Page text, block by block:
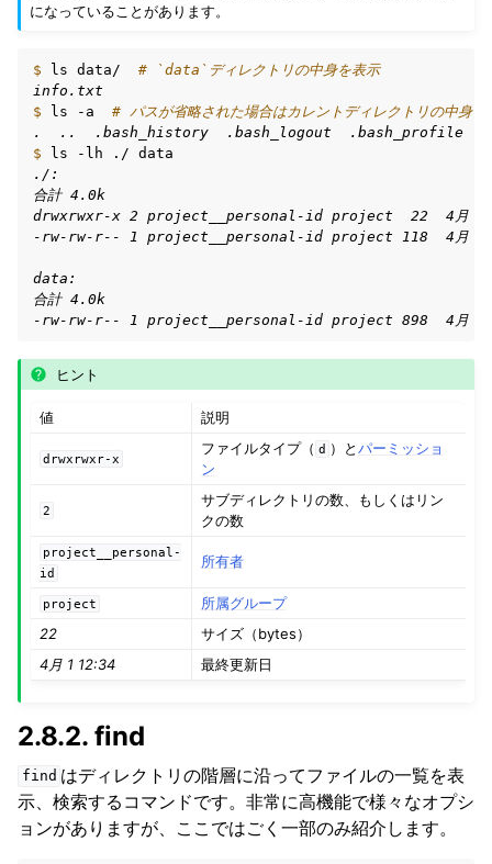
になっていることがあります。
$ ls data/
# `data`ディレクトリの中身を表示
info.txt
$ ls -a
# パスが省略された場合はカレントディレクトリの中身を
.  ..  .bash_history  .bash_logout  .bash_profile
$ ls -lh ./
./:
合計 4.0k
drwxrwxr-x 2 project__personal-id project  22  4月
-rw-rw-r-- 1 project__personal-id project 118  4月
data:
合計 4.0k
-rw-rw-r-- 1 project__personal-id project 898  4月
ヒント
値 説明
drwxrwxr-x
ファイルタイプ（ d ）とパーミッショ
ン
2
サブディレクトリの数、もしくはリン
クの数
project__personal-
id
所有者
project
所属グループ
22
サイズ（bytes）
4月 1 12:34
最終更新日
2.8.2. find
find はディレクトリの階層に沿ってファイルの一覧を表
示、検索するコマンドです。非常に高機能で様々なオプシ
ョンがありますが、ここではごく一部のみ紹介します。